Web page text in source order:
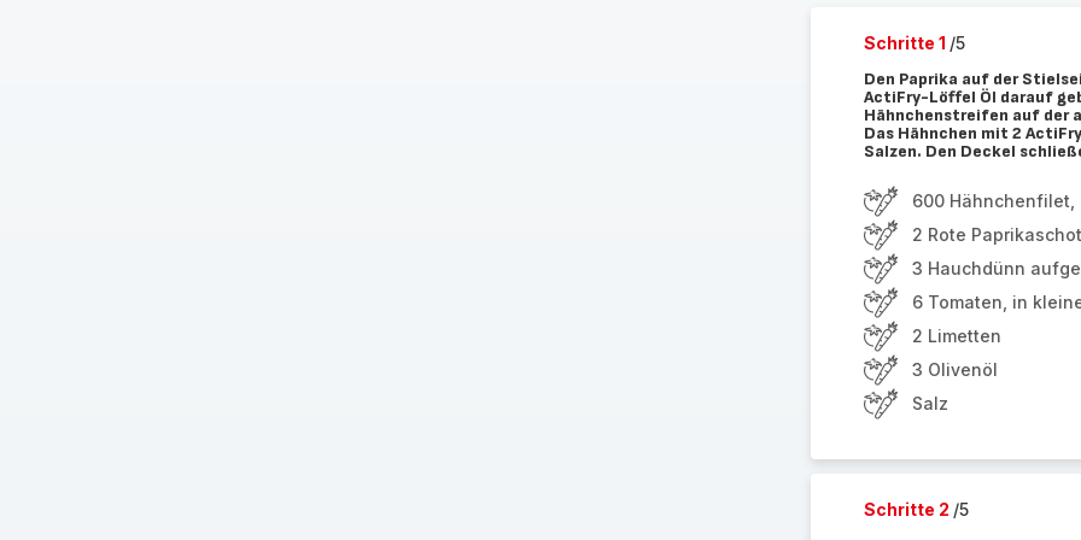
Schritte 1 /5
Den Paprika auf der
ActiFry-Löffel Öl darauf
Hähnchenstreifen auf der
Das Hähnchen mit 2
Salzen. Den Deckel
600
2 Rote
3 Hauchdünn
6 Tomaten, in
2 Limetten
3 Olivenöl
Salz
Schritte 2 /5